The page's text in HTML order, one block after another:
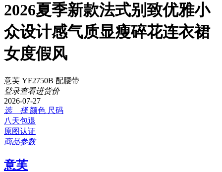
2026夏季新款法式别致优雅小
众设计感气质显瘦碎花连衣裙
女度假风
意芙 YF2750B 配腰带
登录查看进货价
2026-07-27
选 择 颜色 尺码
八天包退
原图认证
商品参数
意芙